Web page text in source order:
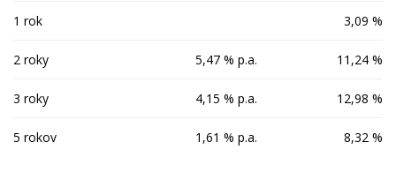
1 rok 3,09 %
2 roky 5,47 % p.a. 11,24 %
3 roky 4,15 % p.a. 12,98 %
5 rokov 1,61 % p.a. 8,32 %